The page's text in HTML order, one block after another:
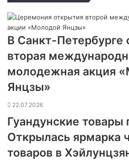
В Санкт-Петербурге
вторая
молодежная акция
Янцзы»
22.07.2026
Гуандунские
Открылась ярмарка
товаров в